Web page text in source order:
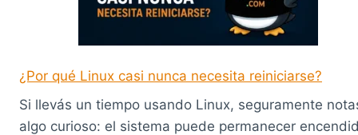
¿Por qué Linux casi nunca necesita reiniciarse?
Si llevás un tiempo usando Linux, seguramente
algo curioso: el sistema puede permanecer